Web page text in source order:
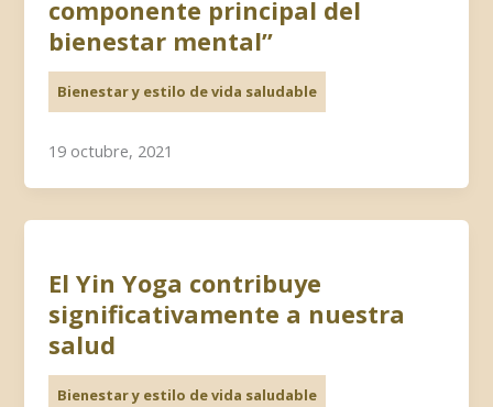
componente principal del
bienestar mental”
Bienestar y estilo de vida saludable
19 octubre, 2021
El Yin Yoga contribuye
significativamente a nuestra
salud
Bienestar y estilo de vida saludable